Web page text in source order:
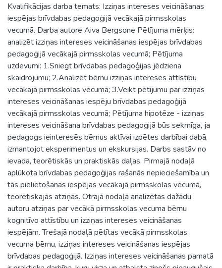
Kvalifikācijas darba temats: Izziņas intereses veicināšanas
iespējas brīvdabas pedagoģijā vecākajā pirmsskolas
vecumā. Darba autore Aiva Bergsone Pētījuma mērķis:
analizēt izziņas intereses veicināšanas iespējas brīvdabas
pedagoģijā vecākajā pirmsskolas vecumā; Pētījuma
uzdevumi: 1.Sniegt brīvdabas pedagoģijas jēdziena
skaidrojumu; 2.Analizēt bērnu izziņas intereses attīstību
vecākajā pirmsskolas vecumā; 3.Veikt pētījumu par izziņas
intereses veicināšanas iespēju brīvdabas pedagoģijā
vecākajā pirmsskolas vecumā; Pētījuma hipotēze - izziņas
intereses veicināšana brīvdabas pedagoģijā būs sekmīga, ja
pedagogs ieinteresēs bērnus aktīvai izpētes darbībai dabā,
izmantojot eksperimentus un ekskursijas. Darbs sastāv no
ievada, teorētiskās un praktiskās daļas. Pirmajā nodaļā
aplūkota brīvdabas pedagoģijas rašanās nepieciešamība un
tās pielietošanas iespējas vecākajā pirmsskolas vecumā,
teorētiskajās atziņās. Otrajā nodaļā analizētas dažādu
autoru atziņas par vecākā pirmsskolas vecuma bērnu
kognitīvo attīstību un izziņas intereses veicināšanas
iespējām. Trešajā nodaļā pētītas vecākā pirmsskolas
vecuma bērnu, izziņas intereses veicināšanas iespējas
brīvdabas pedagoģijā. Izziņas intereses veicināšanas pamatā